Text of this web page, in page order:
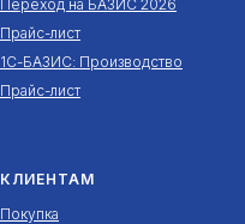
Переход на БАЗИС 2026
Прайс-лист
1С-БАЗИС: Производство
Прайс-лист
КЛИЕНТАМ
Покупка